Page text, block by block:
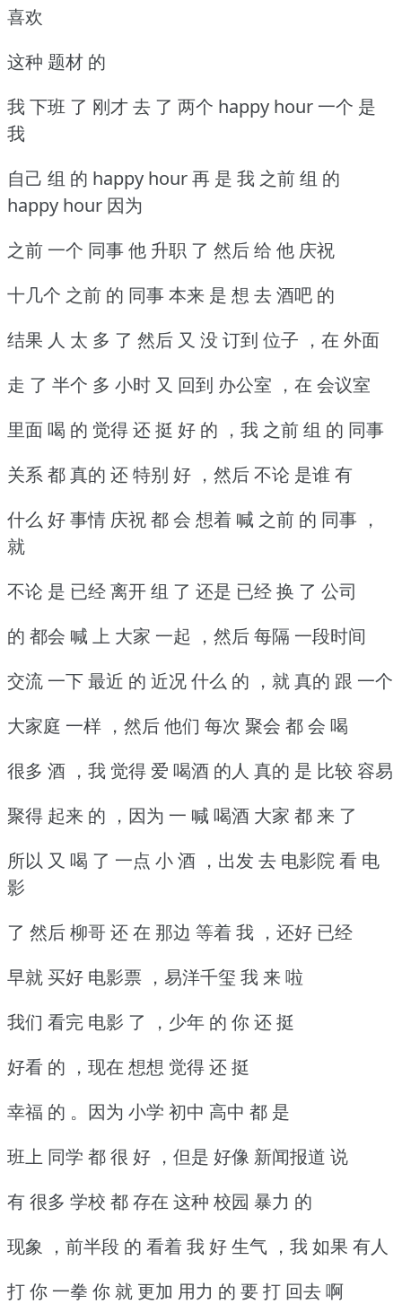
喜欢
这种 题材 的
我 下班 了 刚才 去 了 两个 happy hour 一个 是
我
自己 组 的 happy hour 再 是 我 之前 组 的
happy hour 因为
之前 一个 同事 他 升职 了 然后 给 他 庆祝
十几个 之前 的 同事 本来 是 想 去 酒吧 的
结果 人 太 多 了 然后 又 没 订到 位子 ，在 外面
走 了 半个 多 小时 又 回到 办公室 ，在 会议室
里面 喝 的 觉得 还 挺 好 的 ，我 之前 组 的 同事
关系 都 真的 还 特别 好 ，然后 不论 是谁 有
什么 好 事情 庆祝 都 会 想着 喊 之前 的 同事 ，
就
不论 是 已经 离开 组 了 还是 已经 换 了 公司
的 都会 喊 上 大家 一起 ，然后 每隔 一段时间
交流 一下 最近 的 近况 什么 的 ，就 真的 跟 一个
大家庭 一样 ，然后 他们 每次 聚会 都 会 喝
很多 酒 ，我 觉得 爱 喝酒 的人 真的 是 比较 容易
聚得 起来 的 ，因为 一 喊 喝酒 大家 都 来 了
所以 又 喝 了 一点 小 酒 ，出发 去 电影院 看 电
影
了 然后 柳哥 还 在 那边 等着 我 ，还好 已经
早就 买好 电影票 ，易洋千玺 我 来 啦
我们 看完 电影 了 ，少年 的 你 还 挺
好看 的 ，现在 想想 觉得 还 挺
幸福 的 。因为 小学 初中 高中 都 是
班上 同学 都 很 好 ，但是 好像 新闻报道 说
有 很多 学校 都 存在 这种 校园 暴力 的
现象 ，前半段 的 看着 我 好 生气 ，我 如果 有人
打 你 一拳 你 就 更加 用力 的 要 打 回去 啊